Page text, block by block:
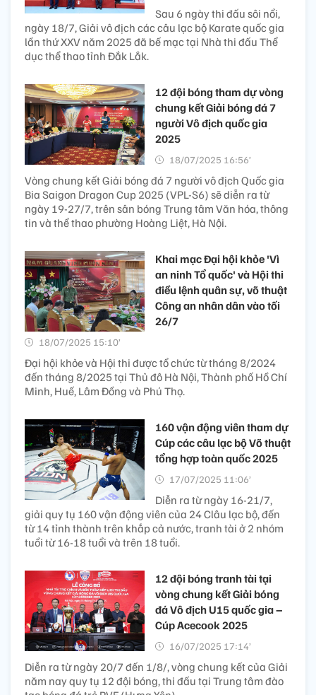
Sau 6 ngày thi đấu sôi nổi,
ngày 18/7, Giải vô địch các câu lạc bộ Karate quốc gia
lần thứ XXV năm 2025 đã bế mạc tại Nhà thi đấu Thể
dục thể thao tỉnh Đắk Lắk.
12 đội bóng tham dự vòng
chung kết Giải bóng đá 7
người Vô địch quốc gia
2025
18/07/2025 16:56’
Vòng chung kết Giải bóng đá 7 người vô địch Quốc gia
Bia Saigon Dragon Cup 2025 (VPL-S6) sẽ diễn ra từ
ngày 19-27/7, trên sân bóng Trung tâm Văn hóa, thông
tin và thể thao phường Hoàng Liệt, Hà Nội.
Khai mạc Đại hội khỏe 'Vì
an ninh Tổ quốc' và Hội thi
điều lệnh quân sự, võ thuật
Công an nhân dân vào tối
26/7
18/07/2025 15:10’
Đại hội khỏe và Hội thi được tổ chức từ tháng 8/2024
đến tháng 8/2025 tại Thủ đô Hà Nội, Thành phố Hồ Chí
Minh, Huế, Lâm Đồng và Phú Thọ.
160 vận động viên tham dự
Cúp các câu lạc bộ Võ thuật
tổng hợp toàn quốc 2025
17/07/2025 11:06’
Diễn ra từ ngày 16-21/7,
giải quy tụ 160 vận động viên của 24 Clâu lạc bộ, đến
từ 14 tỉnh thành trên khắp cả nước, tranh tài ở 2 nhóm
tuổi từ 16-18 tuổi và trên 18 tuổi.
12 đội bóng tranh tài tại
vòng chung kết Giải bóng
đá Vô địch U15 quốc gia –
Cúp Acecook 2025
16/07/2025 17:14’
Diễn ra từ ngày 20/7 đến 1/8/, vòng chung kết của Giải
năm nay quy tụ 12 đội bóng, thi đấu tại Trung tâm đào